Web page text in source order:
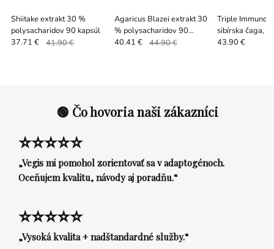
Shiitake extrakt 30 %
polysacharidov 90 kapsúl
37.71 € 41.90 €
Agaricus Blazei extrakt 30
% polysacharidov 90
kapsúl
40.41 € 44.90 €
Triple Immuno
sibírska čaga,
Reishi, 90
43.90 €
🟢 Čo hovoria naši zákazníci
⭐⭐⭐⭐⭐
„Vegis mi pomohol zorientovať sa v adaptogénoch.
Oceňujem kvalitu, návody aj poradňu.“
⭐⭐⭐⭐⭐
„Vysoká kvalita + nadštandardné služby.“